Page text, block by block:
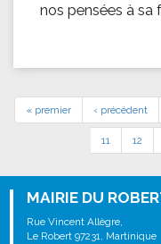
nos pensées à sa
« premier ‹ précédent
11 12
MAIRIE DU
Rue Vincent Allègre,
Le Robert 97231, Martinique